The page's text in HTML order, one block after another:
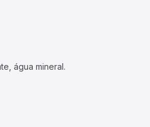
água mineral.